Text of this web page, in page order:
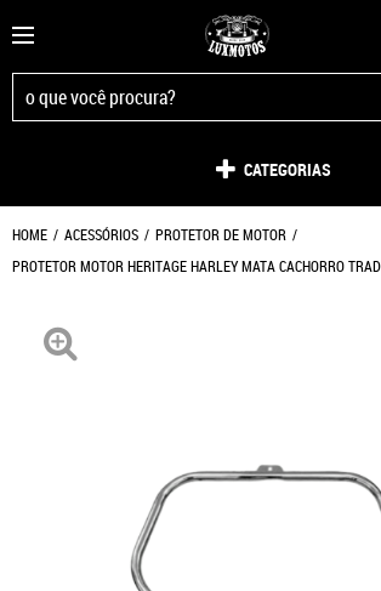
CATEGORIAS
HOME ACESSÓRIOS
PROTETOR DE MOTOR
PROTETOR MOTOR HERITAGE HARLEY MATA CACHORRO